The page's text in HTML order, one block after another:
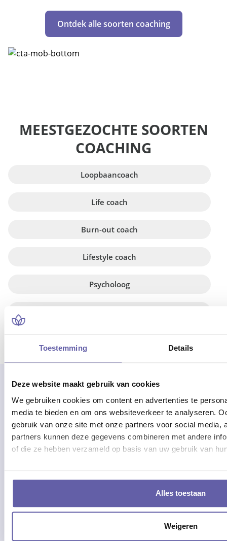
Toestemming Details
Deze website maakt gebruik van cookies
We gebruiken cookies om content en advertenties te
media te bieden en om ons websiteverkeer te analyseren.
gebruik van onze site met onze partners voor social media,
partners kunnen deze gegevens combineren met andere
of die ze hebben verzameld op basis van uw gebruik van
Alles toestaan
Weigeren
Ontdek alle soorten coaching
MEESTGEZOCHTE SOORTEN
COACHING
Loopbaancoach
Life coach
Burn-out coach
Lifestyle coach
Psycholoog
Advies of hulp nodig?